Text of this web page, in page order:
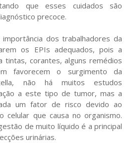
que esses cuidados são
precoce.
dos trabalhadores da
os EPIs adequados, pois a
tintas, corantes, alguns remédios
favorecem o surgimento da
não há muitos estudos
a este tipo de tumor, mas a
um fator de risco devido ao
celular que causa no organismo.
de muito líquido é a principal
urinárias.